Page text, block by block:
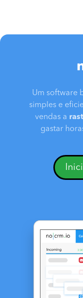
Um software
simples e
vendas a
gastar